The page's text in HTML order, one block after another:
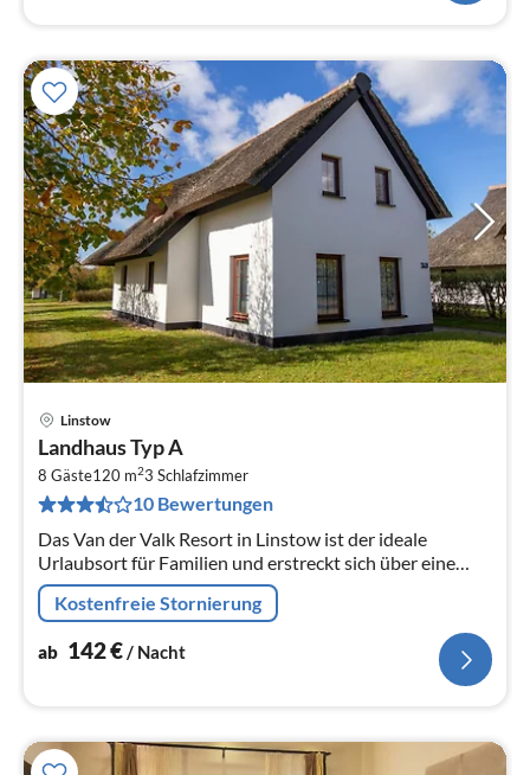
Linstow
Landhaus Typ A
8 Gäste120 m23 Schlafzimmer
10 Bewertungen
Das Van der Valk Resort in Linstow ist der ideale
Urlaubsort für Familien und erstreckt sich über eine
weitläufige, malerische Landschaft mit 400
verschiedenen Ferienhäusern und...
Kostenfreie Stornierung
ab 142€/ Nacht